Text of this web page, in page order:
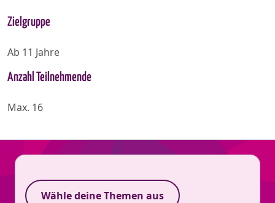
Zielgruppe
Ab 11 Jahre
Anzahl Teilnehmende
Max. 16
Wähle deine Themen aus